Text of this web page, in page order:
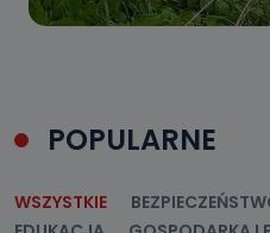
POPULARNE
WSZYSTKIE